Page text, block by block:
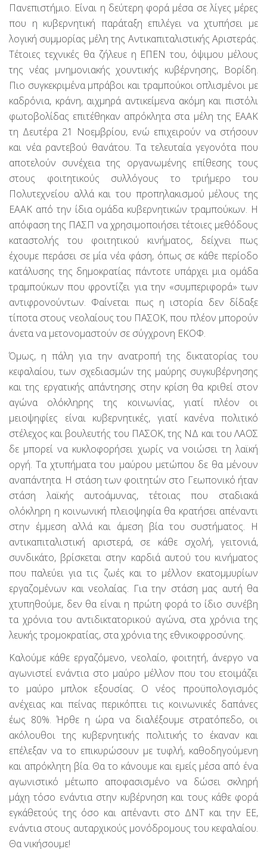
Πανεπιστήμιο. Είναι η δεύτερη φορά μέσα σε λίγες μέρες
που η κυβερνητική παράταξη επιλέγει να χτυπήσει με
λογική συμμορίας μέλη της Αντικαπιταλιστικής Αριστεράς.
Τέτοιες τεχνικές θα ζήλευε η ΕΠΕΝ του, όψιμου μέλους
της νέας μνημονιακής χουντικής κυβέρνησης, Βορίδη.
Πιο συγκεκριμένα μπράβοι και τραμπούκοι οπλισμένοι με
καδρόνια, κράνη, αιχμηρά αντικείμενα ακόμη και πιστόλι
φωτοβολίδας επιτέθηκαν απρόκλητα στα μέλη της ΕΑΑΚ
τη Δευτέρα 21 Νοεμβρίου, ενώ επιχειρούν να στήσουν
και νέα ραντεβού θανάτου. Τα τελευταία γεγονότα που
αποτελούν συνέχεια της οργανωμένης επίθεσης τους
στους φοιτητικούς συλλόγους το τριήμερο του
Πολυτεχνείου αλλά και του προπηλακισμού μέλους της
ΕΑΑΚ από την ίδια ομάδα κυβερνητικών τραμπούκων. Η
απόφαση της ΠΑΣΠ να χρησιμοποιήσει τέτοιες μεθόδους
καταστολής του φοιτητικού κινήματος, δείχνει πως
έχουμε περάσει σε μία νέα φάση, όπως σε κάθε περίοδο
κατάλυσης της δημοκρατίας πάντοτε υπάρχει μια ομάδα
τραμπούκων που φροντίζει για την «συμπεριφορά» των
αντιφρονούντων. Φαίνεται πως η ιστορία δεν δίδαξε
τίποτα στους νεολαίους του ΠΑΣΟΚ, που πλέον μπορούν
άνετα να μετονομαστούν σε σύγχρονη ΕΚΟΦ.
Όμως, η πάλη για την ανατροπή της δικτατορίας του
κεφαλαίου, των σχεδιασμών της μαύρης συγκυβέρνησης
και της εργατικής απάντησης στην κρίση θα κριθεί στον
αγώνα ολόκληρης της κοινωνίας, γιατί πλέον οι
μειοψηφίες είναι κυβερνητικές, γιατί κανένα πολιτικό
στέλεχος και βουλευτής του ΠΑΣΟΚ, της ΝΔ και του ΛΑΟΣ
δε μπορεί να κυκλοφορήσει χωρίς να νοιώσει τη λαϊκή
οργή. Τα χτυπήματα του μαύρου μετώπου δε θα μένουν
αναπάντητα. Η στάση των φοιτητών στο Γεωπονικό ήταν
στάση λαϊκής αυτοάμυνας, τέτοιας που σταδιακά
ολόκληρη η κοινωνική πλειοψηφία θα κρατήσει απέναντι
στην έμμεση αλλά και άμεση βία του συστήματος. Η
αντικαπιταλιστική αριστερά, σε κάθε σχολή, γειτονιά,
συνδικάτο, βρίσκεται στην καρδιά αυτού του κινήματος
που παλεύει για τις ζωές και το μέλλον εκατομμυρίων
εργαζομένων και νεολαίας. Για την στάση μας αυτή θα
χτυπηθούμε, δεν θα είναι η πρώτη φορά το ίδιο συνέβη
τα χρόνια του αντιδικτατορικού αγώνα, στα χρόνια της
λευκής τρομοκρατίας, στα χρόνια της εθνικοφροσύνης.
Καλούμε κάθε εργαζόμενο, νεολαίο, φοιτητή, άνεργο να
αγωνιστεί ενάντια στο μαύρο μέλλον που του ετοιμάζει
το μαύρο μπλοκ εξουσίας. Ο νέος προϋπολογισμός
ανέχειας και πείνας περικόπτει τις κοινωνικές δαπάνες
έως 80%. Ήρθε η ώρα να διαλέξουμε στρατόπεδο, οι
ακόλουθοι της κυβερνητικής πολιτικής το έκαναν και
επέλεξαν να το επικυρώσουν με τυφλή, καθοδηγούμενη
και απρόκλητη βία. Θα το κάνουμε και εμείς μέσα από ένα
αγωνιστικό μέτωπο αποφασισμένο να δώσει σκληρή
μάχη τόσο ενάντια στην κυβέρνηση και τους κάθε φορά
εγκάθετούς της όσο και απέναντι στο ΔΝΤ και την ΕΕ,
ενάντια στους αυταρχικούς μονόδρομους του κεφαλαίου.
Θα νικήσουμε!